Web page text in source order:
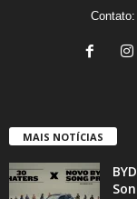
Contato:
MAIS NOTÍCIAS